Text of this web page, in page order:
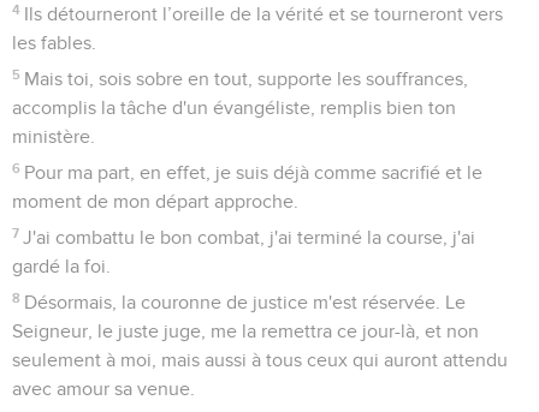
4 Ils détourneront l’oreille de la vérité et se tourneront vers
les fables.
5 Mais toi, sois sobre en tout, supporte les souffrances,
accomplis la tâche d'un évangéliste, remplis bien ton
ministère.
6 Pour ma part, en effet, je suis déjà comme sacrifié et le
moment de mon départ approche.
7 J'ai combattu le bon combat, j'ai terminé la course, j'ai
gardé la foi.
8 Désormais, la couronne de justice m'est réservée. Le
Seigneur, le juste juge, me la remettra ce jour-là, et non
seulement à moi, mais aussi à tous ceux qui auront attendu
avec amour sa venue.